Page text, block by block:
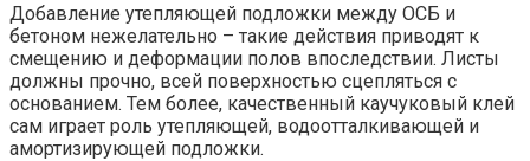
Добавление утепляющей подложки между ОСБ и
бетоном нежелательно – такие действия приводят к
смещению и деформации полов впоследствии. Листы
должны прочно, всей поверхностью сцепляться с
основанием. Тем более, качественный каучуковый клей
сам играет роль утепляющей, водоотталкивающей и
амортизирующей подложки.